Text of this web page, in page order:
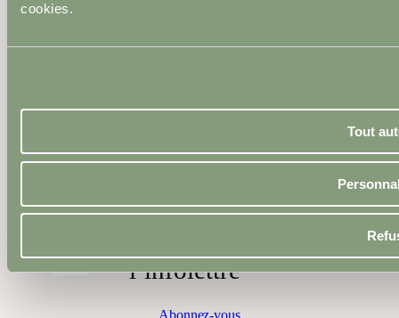
cookies.
Tout
23 février 2026
Oseta façon !
rendez-vous
l’infolettre